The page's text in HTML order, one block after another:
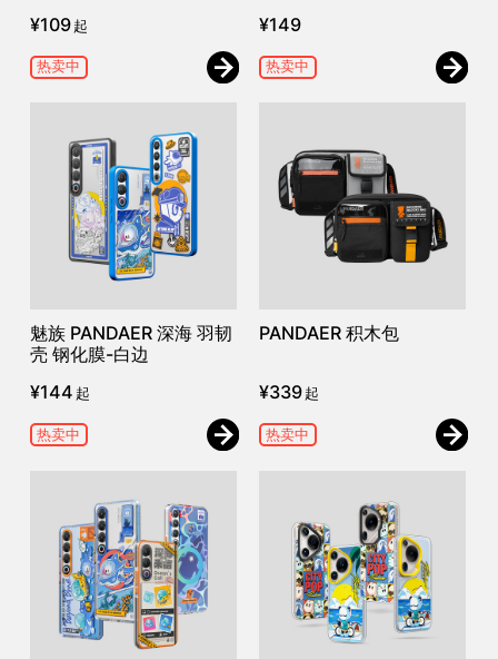
¥109 起
热卖中
¥149
热卖中
魅族 PANDAER 深海 羽韧
壳 钢化膜-白边
¥144 起
热卖中
PANDAER 积木包
¥339 起
热卖中